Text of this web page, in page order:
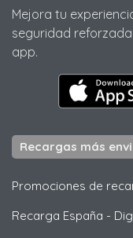
Mejora tu
seguridad
app.
Recargas más
Promociones de
Recarga España -